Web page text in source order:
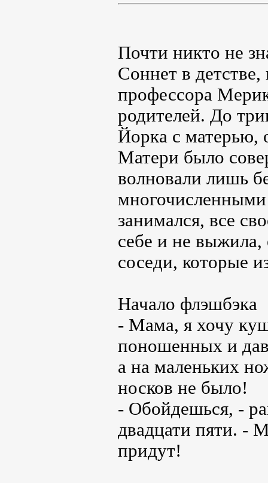
Почти никто не
Соннет в
профессора
родителей. До
Йорка с матерью,
Матери было
волновали лишь
занимался, все
себе и не
соседи, которые
Начало флэшбэка
- Мама, я хочу
поношенных и
а на маленьких
носков не было!
- Обойдешься, -
двадцати пяти. -
придут!